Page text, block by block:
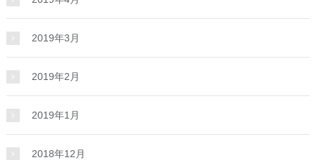
2019年3月
2019年2月
2019年1月
2018年12月